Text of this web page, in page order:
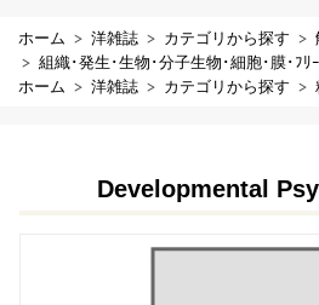
ホーム 洋雑誌 カテゴリから探す
組織･発生･生物･分子生物･細胞･膜･ﾌﾘ
ホーム
洋雑誌 カテゴリから探す
Developmental